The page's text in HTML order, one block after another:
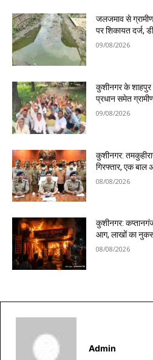
जलजमाव से
पर शिकायत दर्ज,
09/08/2026
कुशीनगर के
प्रधान समेत
09/08/2026
कुशीनगर:
गिरफ्तार, एक बाल
08/08/2026
कुशीनगर:
आग, लाखों का
08/08/2026
Admin